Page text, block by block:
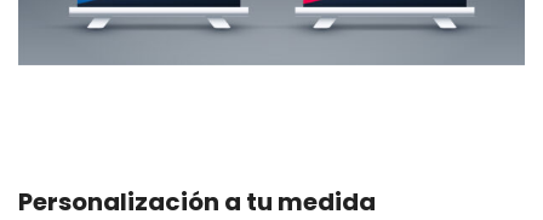
Personalización a tu medida